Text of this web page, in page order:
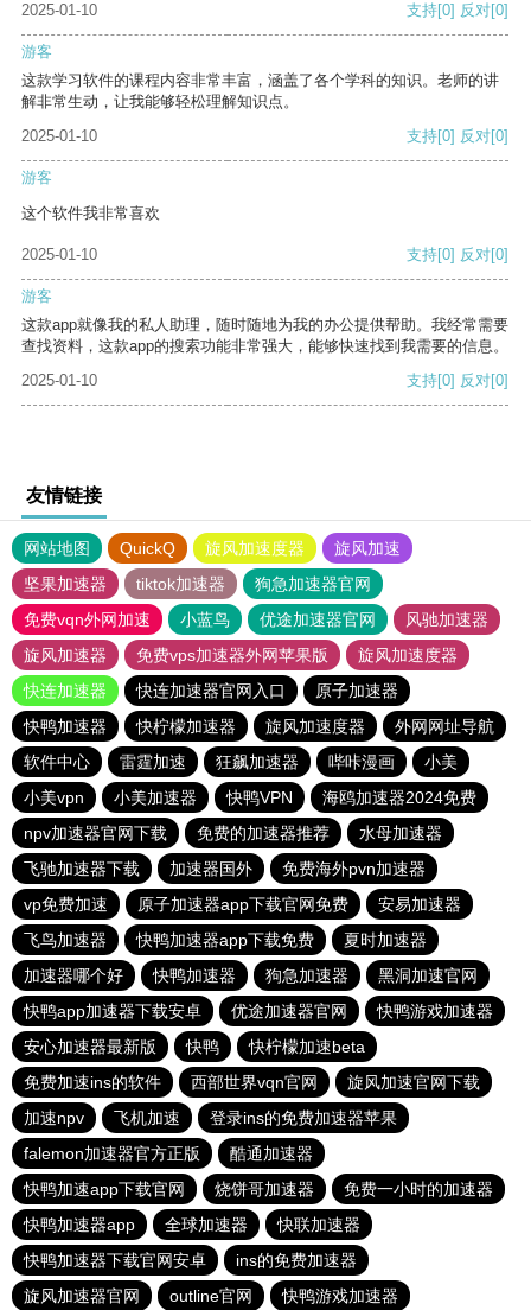
2025-01-10
支持[0] 反对[0]
游客
这款学习软件的课程内容非常丰富，涵盖了各个学科的知识。老师的讲
解非常生动，让我能够轻松理解知识点。
2025-01-10
支持[0] 反对[0]
游客
这个软件我非常喜欢
2025-01-10 支持[0] 反对[0]
游客
这款app就像我的私人助理，随时随地为我的办公提供帮助。我经常需要
查找资料，这款app的搜索功能非常强大，能够快速找到我需要的信息。
2025-01-10
支持[0] 反对[0]
友情链接
网站地图 QuickQ 旋风加速度器
旋风加速
坚果加速器
tiktok加速器
狗急加速器官网
免费vqn外网加速
小蓝鸟 优途加速器官网
风驰加速器
旋风加速器
免费vps加速器外网苹果版
旋风加速度器
快连加速器
快连加速器官网入口
原子加速器
快鸭加速器
快柠檬加速器 旋风加速度器
外网网址导航
软件中心
雷霆加速 狂飙加速器 哔咔漫画
小美
小美vpn
小美加速器 快鸭VPN
海鸥加速器2024免费
npv加速器官网下载
免费的加速器推荐
水母加速器
飞驰加速器下载
加速器国外
免费海外pvn加速器
vp免费加速
原子加速器app下载官网免费
安易加速器
飞鸟加速器
快鸭加速器app下载免费
夏时加速器
加速器哪个好
快鸭加速器 狗急加速器
黑洞加速官网
快鸭app加速器下载安卓
优途加速器官网
快鸭游戏加速器
安心加速器最新版
快鸭
快柠檬加速beta
免费加速ins的软件
西部世界vqn官网
旋风加速官网下载
加速npv
飞机加速
登录ins的免费加速器苹果
falemon加速器官方正版
酷通加速器
快鸭加速app下载官网
烧饼哥加速器
免费一小时的加速器
快鸭加速器app
全球加速器
快联加速器
快鸭加速器下载官网安卓
ins的免费加速器
旋风加速器官网
outline官网 快鸭游戏加速器